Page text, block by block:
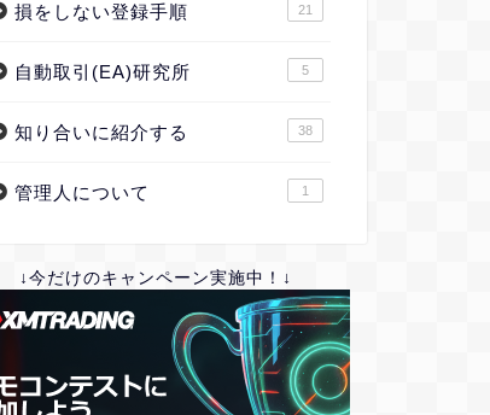
損をしない登録手順 21
自動取引(EA)研究所 5
知り合いに紹介する 38
管理人について 1
↓今だけのキャンペーン実施中！↓